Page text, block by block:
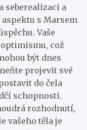
seberealizaci a
s Marsem
Vaše
což
být dnes
projevit své
do čela
schopnosti.
rozhodnutí,
vašeho těla je